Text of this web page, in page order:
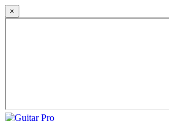
×